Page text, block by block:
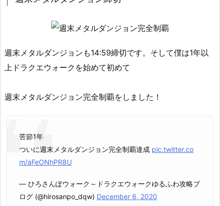
週末メタルダンジョンも14:59締切です。そして僕は1年以
上ドラクエウォークを始めて初めて
週末メタルダンジョン完全制覇をしました！
苦節1年
ついに週末メタルダンジョン完全制覇達成 pic.twitter.co
m/aFeONhPR8U
— ひろさんぽウォーク～ドラクエウォークゆるふわ攻略ブ
ログ (@hirosanpo_dqw) December 6, 2020